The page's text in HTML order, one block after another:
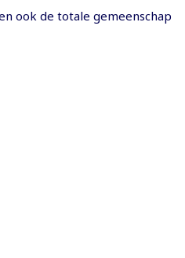
ook de totale gemeenschap